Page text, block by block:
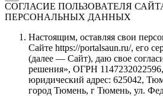
СОГЛАСИЕ ПОЛЬЗОВАТЕЛЯ
ПЕРСОНАЛЬНЫХ ДАННЫХ
Настоящим, оставляя свои
Сайте https://portalsaun.ru/, его
(далее — Сайт), даю свое
решения», ОГРН
юридический адрес: 625042,
город Тюмень, г Тюмень, ул.